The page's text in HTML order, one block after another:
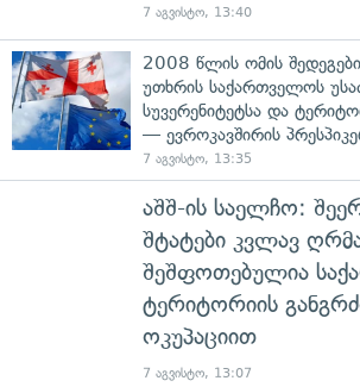
7 აგვისტო, 13:40
2008 წლის ომის
უთხრის საქართველოს
სუვერენიტეტსა და
— ევროკავშირის
7 აგვისტო, 13:35
აშშ-ის საელჩო:
შტატები კვლავ
შეშფოთებულია
ტერიტორიის
ოკუპაციით
7 აგვისტო, 13:07